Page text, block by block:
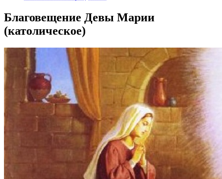
Благовещение Девы Марии
(католическое)